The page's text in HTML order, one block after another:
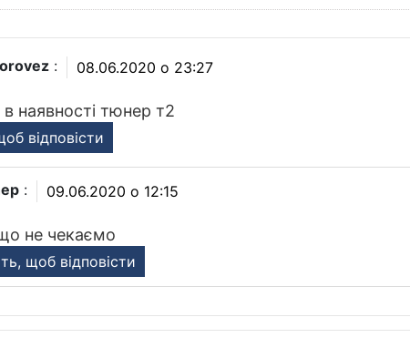
: 08.06.2020 о 23:27
наявності тюнер т2
відповісти
: 09.06.2020 о 12:15
не чекаємо
щоб відповісти